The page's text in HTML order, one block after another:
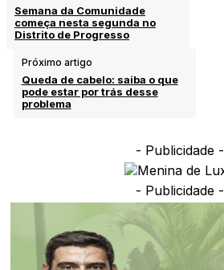
Semana da Comunidade
começa nesta segunda no
Distrito de Progresso
Próximo artigo
Queda de cabelo: saiba o que
pode estar por trás desse
problema
- Publicidade -
- Publicidade -